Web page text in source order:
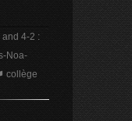
and 4-2 :
Noa-
collège